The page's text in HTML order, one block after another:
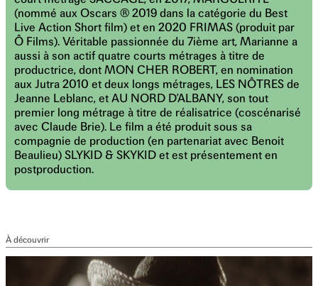
(nommé aux Oscars ® 2019 dans la catégorie du Best
Live Action Short film) et en 2020 FRIMAS (produit par
Ô Films). Véritable passionnée du 7ième art, Marianne a
aussi à son actif quatre courts métrages à titre de
productrice, dont MON CHER ROBERT, en nomination
aux Jutra 2010 et deux longs métrages, LES NÔTRES de
Jeanne Leblanc, et AU NORD D’ALBANY, son tout
premier long métrage à titre de réalisatrice (coscénarisé
avec Claude Brie). Le film a été produit sous sa
compagnie de production (en partenariat avec Benoit
Beaulieu) SLYKID & SKYKID et est présentement en
postproduction.
À découvrir